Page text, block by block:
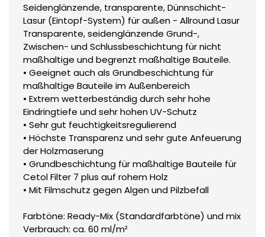
Seidenglänzende, transparente, Dünnschicht-
Lasur (Eintopf-System) für außen - Allround Lasur
Transparente, seidenglänzende Grund-,
Zwischen- und Schlussbeschichtung für nicht
maßhaltige und begrenzt maßhaltige Bauteile.
• Geeignet auch als Grundbeschichtung für
maßhaltige Bauteile im Außenbereich
• Extrem wetterbeständig durch sehr hohe
Eindringtiefe und sehr hohen UV-Schutz
• Sehr gut feuchtigkeitsregulierend
• Höchste Transparenz und sehr gute Anfeuerung
der Holzmaserung
• Grundbeschichtung für maßhaltige Bauteile für
Cetol Filter 7 plus auf rohem Holz
• Mit Filmschutz gegen Algen und Pilzbefall
Farbtöne: Ready-Mix (Standardfarbtöne) und mix
Verbrauch: ca. 60 ml/m²